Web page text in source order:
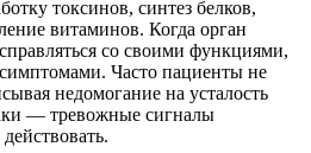
токсинов, синтез белков,
витаминов. Когда орган
со своими функциями,
Часто пациенты не
недомогание на усталость
— тревожные сигналы